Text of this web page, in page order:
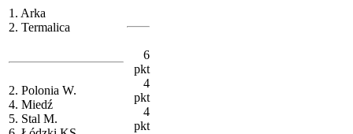
1. Arka
2. Termalica
2. Polonia W.
4. Miedź
5. Stal M.
6
pkt
4
pkt
4
pkt